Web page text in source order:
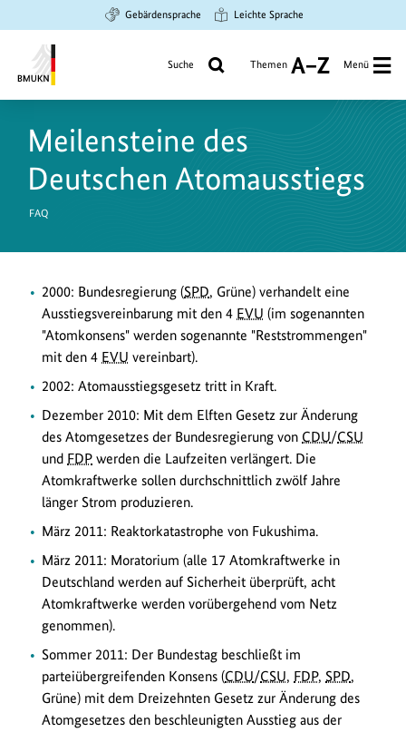
Hauptinhalt
springen
Suche
springen
Hauptnavigation
springen
Gebärdensprache Leichte Sprache
Umwelt,
Naturschutz
Suche Themen
A
Z
Menü
Meilensteine des
Deutschen Atomausstiegs
FAQ
2000: Bundesregierung (SPD, Grüne) verhandelt eine
Ausstiegsvereinbarung mit den 4 EVU (im sogenannten
"Atomkonsens" werden sogenannte "Reststrommengen"
mit den 4 EVU vereinbart).
2002: Atomausstiegsgesetz tritt in Kraft.
Dezember 2010: Mit dem Elften Gesetz zur Änderung
des Atomgesetzes der Bundesregierung von CDU/CSU
und FDP werden die Laufzeiten verlängert. Die
Atomkraftwerke sollen durchschnittlich zwölf Jahre
länger Strom produzieren.
März 2011: Reaktorkatastrophe von Fukushima.
März 2011: Moratorium (alle 17 Atomkraftwerke in
Deutschland werden auf Sicherheit überprüft, acht
Atomkraftwerke werden vorübergehend vom Netz
genommen).
Sommer 2011: Der Bundestag beschließt im
parteiübergreifenden Konsens (CDU/CSU, FDP, SPD,
Grüne) mit dem Dreizehnten Gesetz zur Änderung des
Atomgesetzes den beschleunigten Ausstieg aus der